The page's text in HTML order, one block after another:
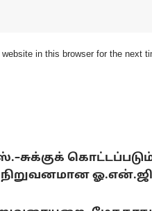
in this browser for the next